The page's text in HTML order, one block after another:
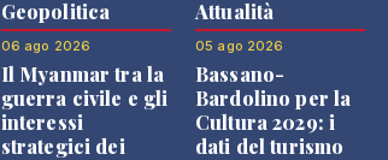
Geopolitica
06 ago 2026
Il Myanmar tra la
guerra civile e gli
interessi
strategici dei
Attualità
05 ago 2026
Bassano-
Bardolino per la
Cultura 2029: i
dati del turismo